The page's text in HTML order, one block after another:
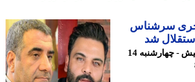
سرشناس
شد
2 روز پیش - چهارشنبه 14